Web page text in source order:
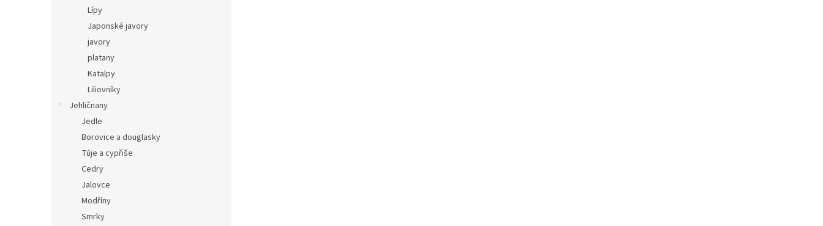
Lípy
Japonské javory
javory
platany
Katalpy
Liliovníky
Jehličnany
Jedle
Borovice a douglasky
Túje a cypřiše
Cedry
Jalovce
Modříny
Smrky